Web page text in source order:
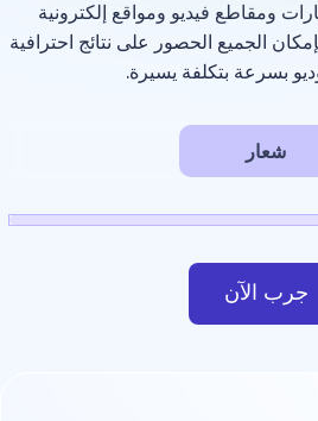
ومواقع إلكترونية
على نتائج احترافية
يسيرة.